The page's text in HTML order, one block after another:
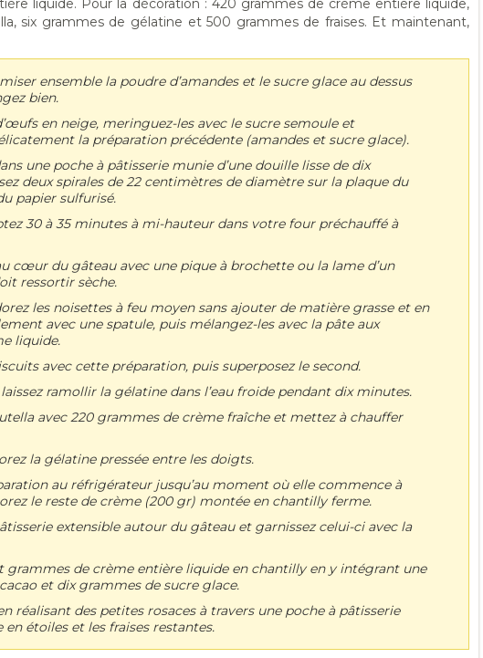
liquide. Pour la décoration : 420 grammes de crème entière liquide,
six grammes de gélatine et 500 grammes de fraises. Et maintenant,
ensemble la poudre d’amandes et le sucre glace au dessus
bien.
en neige, meringuez-les avec le sucre semoule et
la préparation précédente (amandes et sucre glace).
une poche à pâtisserie munie d’une douille lisse de dix
deux spirales de 22 centimètres de diamètre sur la plaque du
papier sulfurisé.
30 à 35 minutes à mi-hauteur dans votre four préchauffé à
cœur du gâteau avec une pique à brochette ou la lame d’un
ressortir sèche.
les noisettes à feu moyen sans ajouter de matière grasse et en
avec une spatule, puis mélangez-les avec la pâte aux
liquide.
avec cette préparation, puis superposez le second.
ramollir la gélatine dans l’eau froide pendant dix minutes.
avec 220 grammes de crème fraîche et mettez à chauffer
la gélatine pressée entre les doigts.
au réfrigérateur jusqu’au moment où elle commence à
le reste de crème (200 gr) montée en chantilly ferme.
extensible autour du gâteau et garnissez celui-ci avec la
grammes de crème entière liquide en chantilly en y intégrant une
et dix grammes de sucre glace.
réalisant des petites rosaces à travers une poche à pâtisserie
en étoiles et les fraises restantes.